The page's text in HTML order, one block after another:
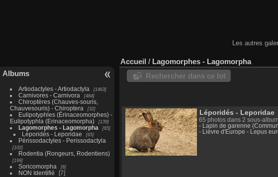
Les autres
Albums
Artiodactyles - Artiodactyla 1463
Carnivores - Carnivora 484
Chiroptères (Chauves-souris,
Chauvesouris) - Chiroptera
32
Eulipotyphles (Érinaceomorphes) -
Eulipotyphla (Erinaceomorpha)
139
Lagomorphes - Lagomorpha 65
Léporidés - Leporidae 65
Périssodactyles - Perissodactyla
102
Rodentia (Rongeurs, Rodentiens)
199
Soricomorpha 8
NON Identifié
7
Accueil / Lagomorphes - Lagomorpha
Rechercher dans ce lot
Léporidés - Leporidae
65 photos dans 2 sous-
- Lapin de garenne
- Lièvre d'Europe - Lepus